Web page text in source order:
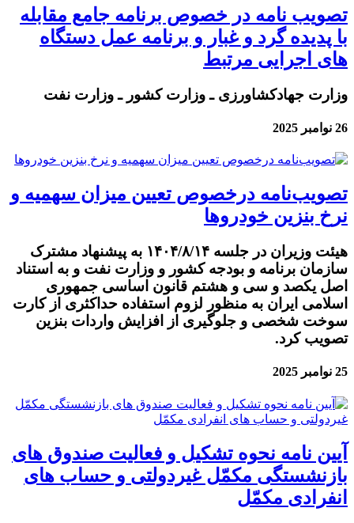
تصویب نامه در خصوص برنامه جامع مقابله
با پدیده گرد و غبار و برنامه عمل دستگاه
های اجرایی مرتبط
وزارت جهادکشاورزی ـ وزارت کشور ـ وزارت نفت
26 نوامبر 2025
تصویب‌نامه درخصوص تعیین میزان سهمیه و
نرخ بنزین خودروها
هیئت وزیران در جلسه ۱۴۰۴/۸/۱۴ به پیشنهاد مشترک
سازمان برنامه و بودجه کشور و وزارت نفت و به استناد
اصل یکصد و سی و هشتم قانون اساسی جمهوری
اسلامی ایران به منظور لزوم استفاده حداکثری از کارت
سوخت شخصی و جلوگیری از افزایش واردات بنزین
تصویب کرد.
25 نوامبر 2025
آیین نامه نحوه تشکیل و فعالیت صندوق های
بازنشستگی مکمّل غیردولتی و حساب های
انفرادی مکمّل